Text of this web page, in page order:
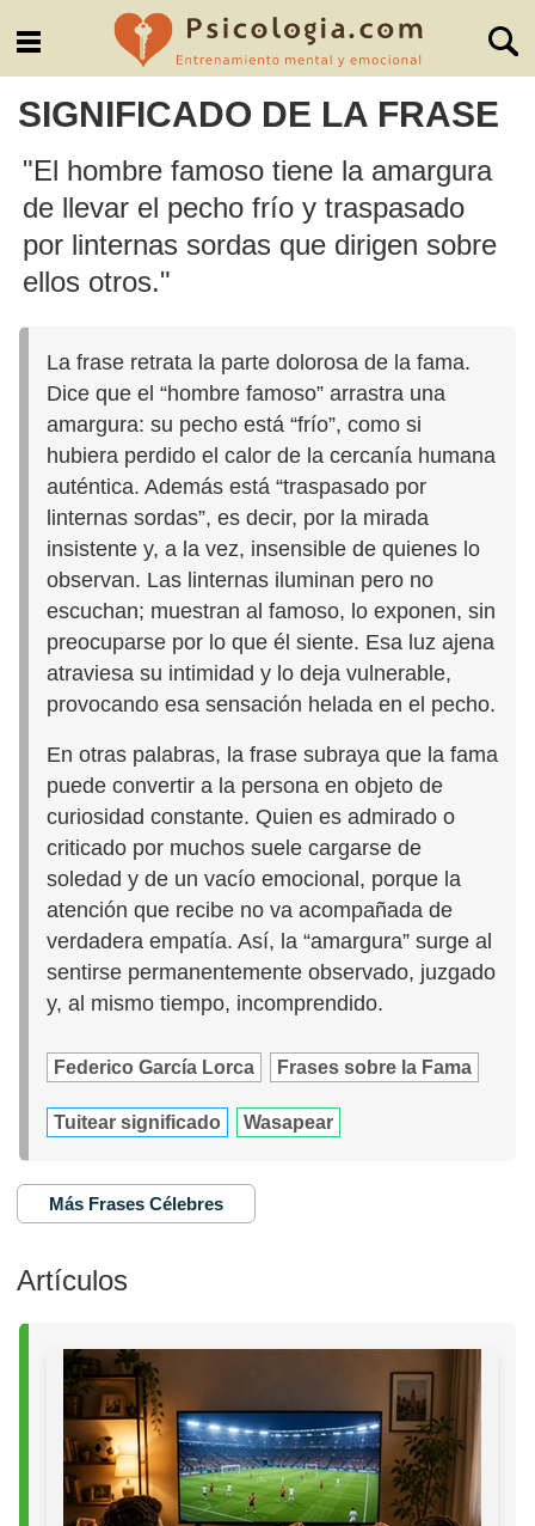
SIGNIFICADO DE LA FRASE
"El hombre famoso tiene la amargura
de llevar el pecho frío y traspasado
por linternas sordas que dirigen sobre
ellos otros."
La frase retrata la parte dolorosa de la fama.
Dice que el “hombre famoso” arrastra una
amargura: su pecho está “frío”, como si
hubiera perdido el calor de la cercanía humana
auténtica. Además está “traspasado por
linternas sordas”, es decir, por la mirada
insistente y, a la vez, insensible de quienes lo
observan. Las linternas iluminan pero no
escuchan; muestran al famoso, lo exponen, sin
preocuparse por lo que él siente. Esa luz ajena
atraviesa su intimidad y lo deja vulnerable,
provocando esa sensación helada en el pecho.
En otras palabras, la frase subraya que la fama
puede convertir a la persona en objeto de
curiosidad constante. Quien es admirado o
criticado por muchos suele cargarse de
soledad y de un vacío emocional, porque la
atención que recibe no va acompañada de
verdadera empatía. Así, la “amargura” surge al
sentirse permanentemente observado, juzgado
y, al mismo tiempo, incomprendido.
Federico García Lorca Frases sobre la Fama
Tuitear significado Wasapear
Más Frases Célebres
Artículos